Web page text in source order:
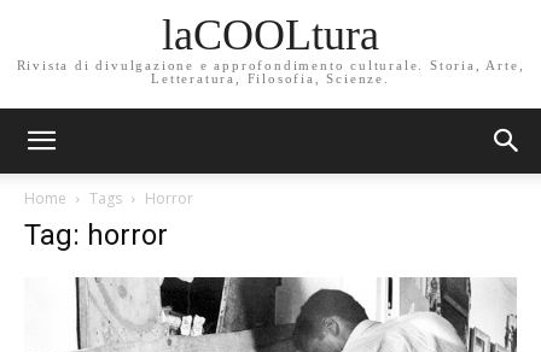
laCOOLtura
Rivista di divulgazione e approfondimento culturale. Storia, Arte,
Letteratura, Filosofia, Scienze.
Home Tags Horror
Tag: horror